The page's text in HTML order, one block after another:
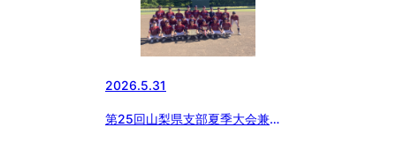
2026.5.31
第25回山梨県支部夏季大会兼関